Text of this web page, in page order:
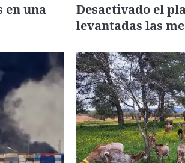
en una
Desactivado el
levantadas las